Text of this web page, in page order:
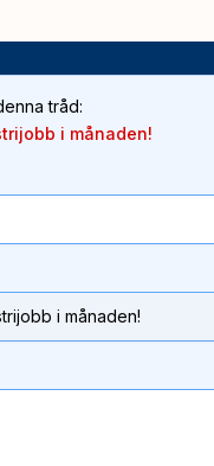
tråd:
i månaden!